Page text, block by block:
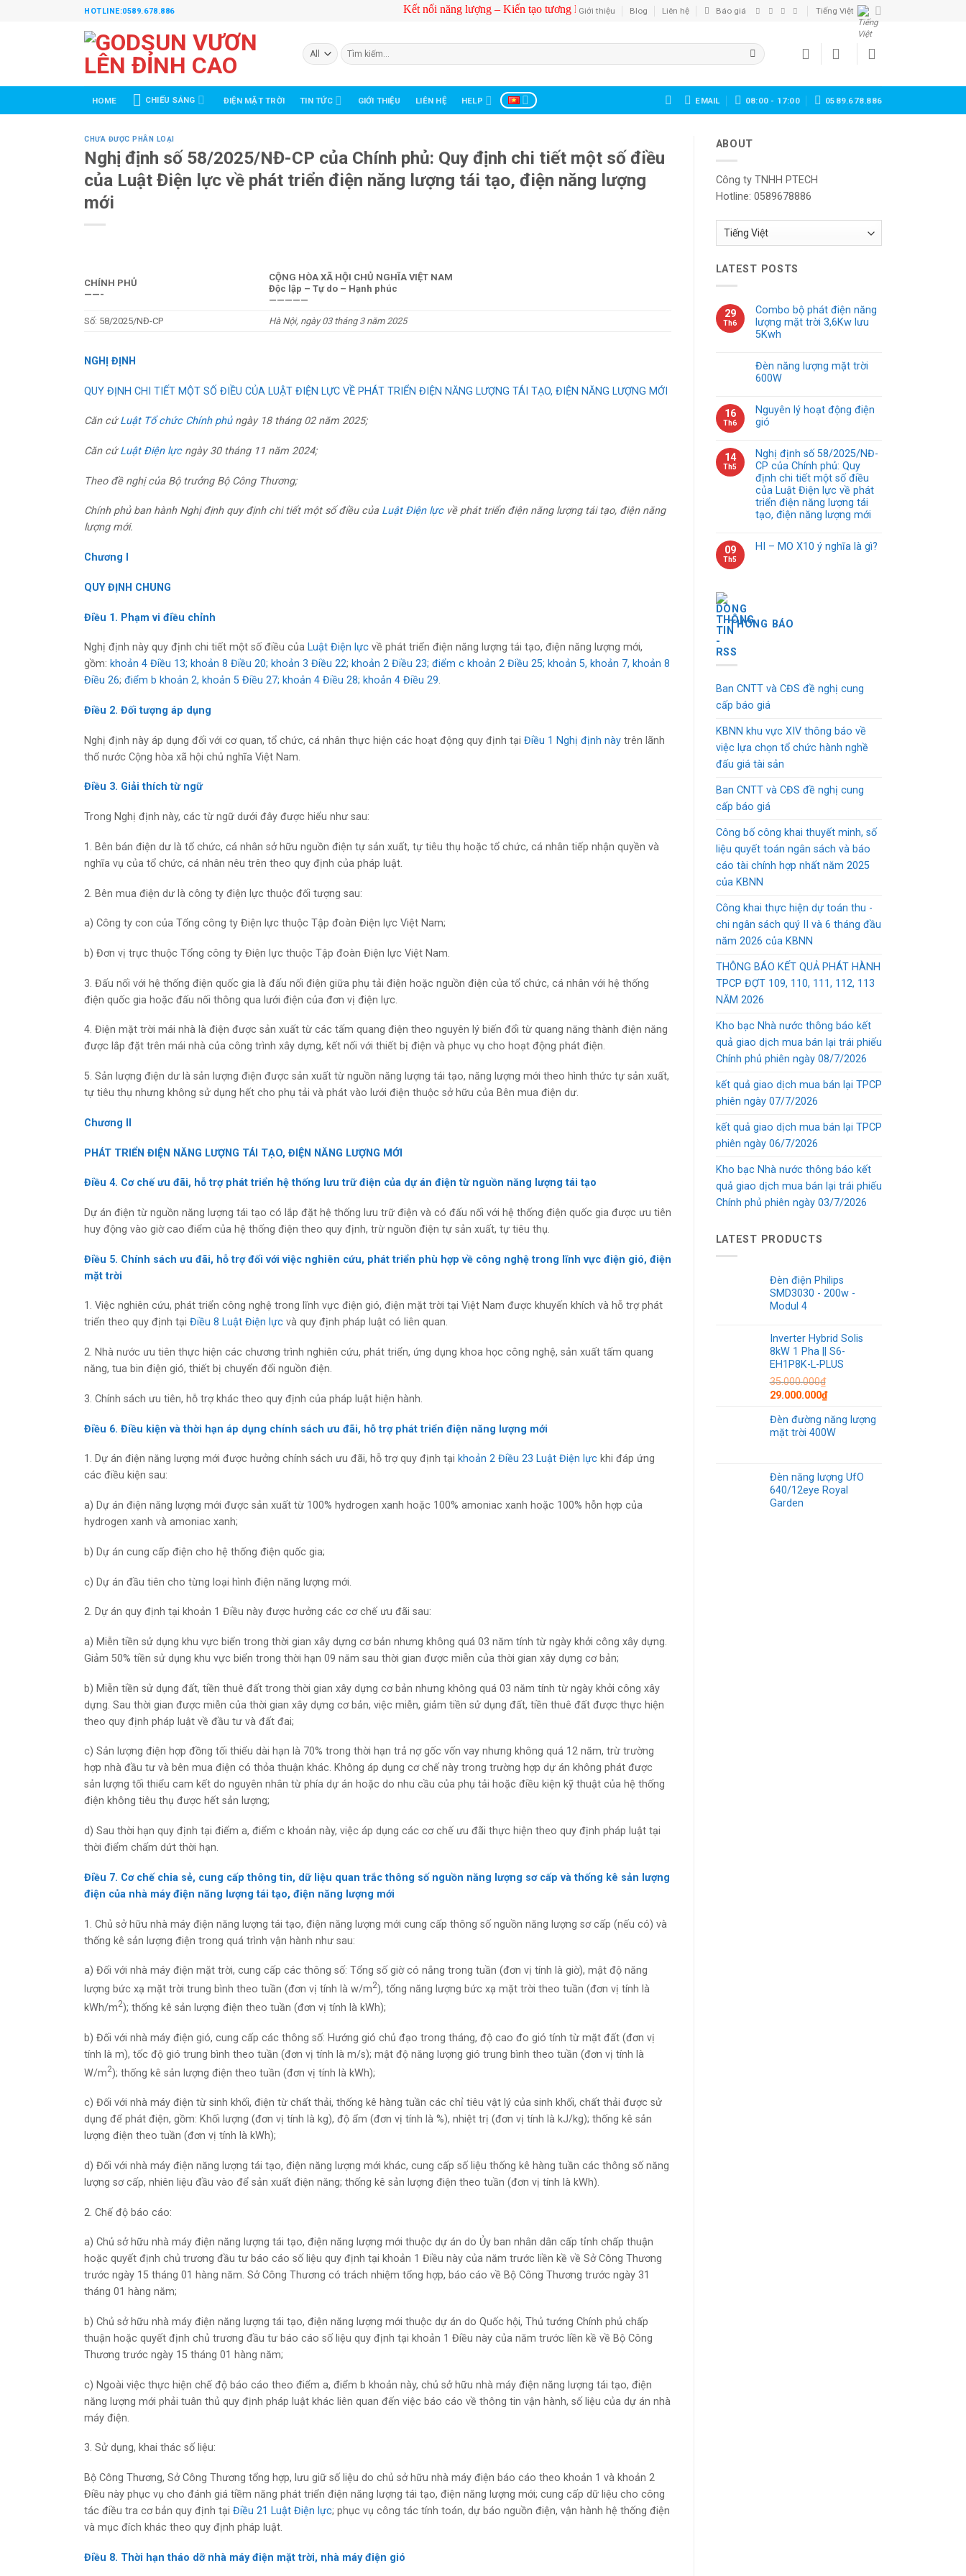
HOTLINE:0589.678.886 Kết nối năng lượng – Kiến tạo tương lai! Giới thiệu Blog Liên hệ Báo giá Tiếng Việt
Tìm
kiếm:
HOME CHIẾU SÁNG ĐIỆN MẶT TRỜI TIN TỨC GIỚI THIỆU LIÊN HỆ HELP EMAIL 08:00 - 17:00 0589.678.886
CHƯA ĐƯỢC PHÂN LOẠI
Nghị định số 58/2025/NĐ-CP của Chính phủ: Quy định chi tiết một số điều
của Luật Điện lực về phát triển điện năng lượng tái tạo, điện năng lượng
mới
CHÍNH PHỦ
——-
CỘNG HÒA XÃ HỘI CHỦ NGHĨA VIỆT NAM
Độc lập – Tự do – Hạnh phúc
—————
Số: 58/2025/NĐ-CP
Hà Nội, ngày 03 tháng 3 năm 2025
NGHỊ ĐỊNH
QUY ĐỊNH CHI TIẾT MỘT SỐ ĐIỀU CỦA LUẬT ĐIỆN LỰC VỀ PHÁT TRIỂN ĐIỆN NĂNG LƯỢNG TÁI TẠO, ĐIỆN NĂNG LƯỢNG MỚI
Căn cứLuật Tổ chức Chính phủngày 18 tháng 02 năm 2025;
Căn cứLuật Điện lựcngày 30 tháng 11 năm 2024;
Theo đề nghị của Bộ trưởng Bộ Công Thương;
Chính phủ ban hành Nghị định quy định chi tiết một số điều của Luật Điện lựcvề phát triển điện năng lượng tái tạo, điện năng
lượng mới.
Chương I
QUY ĐỊNH CHUNG
Điều 1. Phạm vi điều chỉnh
Nghị định này quy định chi tiết một số điều của Luật Điện lực về phát triển điện năng lượng tái tạo, điện năng lượng mới,
gồm: khoản 4 Điều 13; khoản 8 Điều 20; khoản 3 Điều 22; khoản 2 Điều 23; điểm c khoản 2 Điều 25; khoản 5, khoản 7, khoản 8
Điều 26; điểm b khoản 2, khoản 5 Điều 27; khoản 4 Điều 28; khoản 4 Điều 29.
Điều 2. Đối tượng áp dụng
Nghị định này áp dụng đối với cơ quan, tổ chức, cá nhân thực hiện các hoạt động quy định tại Điều 1 Nghị định này trên lãnh
thổ nước Cộng hòa xã hội chủ nghĩa Việt Nam.
Điều 3. Giải thích từ ngữ
Trong Nghị định này, các từ ngữ dưới đây được hiểu như sau:
1. Bên bán điện dư là tổ chức, cá nhân sở hữu nguồn điện tự sản xuất, tự tiêu thụ hoặc tổ chức, cá nhân tiếp nhận quyền và
nghĩa vụ của tổ chức, cá nhân nêu trên theo quy định của pháp luật.
2. Bên mua điện dư là công ty điện lực thuộc đối tượng sau:
a) Công ty con của Tổng công ty Điện lực thuộc Tập đoàn Điện lực Việt Nam;
b) Đơn vị trực thuộc Tổng công ty Điện lực thuộc Tập đoàn Điện lực Việt Nam.
3. Đấu nối với hệ thống điện quốc gia là đấu nối điện giữa phụ tải điện hoặc nguồn điện của tổ chức, cá nhân với hệ thống
điện quốc gia hoặc đấu nối thông qua lưới điện của đơn vị điện lực.
4. Điện mặt trời mái nhà là điện được sản xuất từ các tấm quang điện theo nguyên lý biến đổi từ quang năng thành điện năng
được lắp đặt trên mái nhà của công trình xây dựng, kết nối với thiết bị điện và phục vụ cho hoạt động phát điện.
5. Sản lượng điện dư là sản lượng điện được sản xuất từ nguồn năng lượng tái tạo, năng lượng mới theo hình thức tự sản xuất,
tự tiêu thụ nhưng không sử dụng hết cho phụ tải và phát vào lưới điện thuộc sở hữu của Bên mua điện dư.
Chương II
PHÁT TRIỂN ĐIỆN NĂNG LƯỢNG TÁI TẠO, ĐIỆN NĂNG LƯỢNG MỚI
Điều 4. Cơ chế ưu đãi, hỗ trợ phát triển hệ thống lưu trữ điện của dự án điện từ nguồn năng lượng tái tạo
Dự án điện từ nguồn năng lượng tái tạo có lắp đặt hệ thống lưu trữ điện và có đấu nối với hệ thống điện quốc gia được ưu tiên
huy động vào giờ cao điểm của hệ thống điện theo quy định, trừ nguồn điện tự sản xuất, tự tiêu thụ.
Điều 5. Chính sách ưu đãi, hỗ trợ đối với việc nghiên cứu, phát triển phù hợp về công nghệ trong lĩnh vực điện gió, điện
mặt trời
1. Việc nghiên cứu, phát triển công nghệ trong lĩnh vực điện gió, điện mặt trời tại Việt Nam được khuyến khích và hỗ trợ phát
triển theo quy định tại Điều 8 Luật Điện lực và quy định pháp luật có liên quan.
2. Nhà nước ưu tiên thực hiện các chương trình nghiên cứu, phát triển, ứng dụng khoa học công nghệ, sản xuất tấm quang
năng, tua bin điện gió, thiết bị chuyển đổi nguồn điện.
3. Chính sách ưu tiên, hỗ trợ khác theo quy định của pháp luật hiện hành.
Điều 6. Điều kiện và thời hạn áp dụng chính sách ưu đãi, hỗ trợ phát triển điện năng lượng mới
1. Dự án điện năng lượng mới được hưởng chính sách ưu đãi, hỗ trợ quy định tại khoản 2 Điều 23 Luật Điện lực khi đáp ứng
các điều kiện sau:
a) Dự án điện năng lượng mới được sản xuất từ 100% hydrogen xanh hoặc 100% amoniac xanh hoặc 100% hỗn hợp của
hydrogen xanh và amoniac xanh;
b) Dự án cung cấp điện cho hệ thống điện quốc gia;
c) Dự án đầu tiên cho từng loại hình điện năng lượng mới.
2. Dự án quy định tại khoản 1 Điều này được hưởng các cơ chế ưu đãi sau:
a) Miễn tiền sử dụng khu vực biển trong thời gian xây dựng cơ bản nhưng không quá 03 năm tính từ ngày khởi công xây dựng.
Giảm 50% tiền sử dụng khu vực biển trong thời hạn 09 năm sau thời gian được miễn của thời gian xây dựng cơ bản;
b) Miễn tiền sử dụng đất, tiền thuê đất trong thời gian xây dựng cơ bản nhưng không quá 03 năm tính từ ngày khởi công xây
dựng. Sau thời gian được miễn của thời gian xây dựng cơ bản, việc miễn, giảm tiền sử dụng đất, tiền thuê đất được thực hiện
theo quy định pháp luật về đầu tư và đất đai;
c) Sản lượng điện hợp đồng tối thiểu dài hạn là 70% trong thời hạn trả nợ gốc vốn vay nhưng không quá 12 năm, trừ trường
hợp nhà đầu tư và bên mua điện có thỏa thuận khác. Không áp dụng cơ chế này trong trường hợp dự án không phát được
sản lượng tối thiểu cam kết do nguyên nhân từ phía dự án hoặc do nhu cầu của phụ tải hoặc điều kiện kỹ thuật của hệ thống
điện không tiêu thụ được hết sản lượng;
d) Sau thời hạn quy định tại điểm a, điểm c khoản này, việc áp dụng các cơ chế ưu đãi thực hiện theo quy định pháp luật tại
thời điểm chấm dứt thời hạn.
Điều 7. Cơ chế chia sẻ, cung cấp thông tin, dữ liệu quan trắc thông số nguồn năng lượng sơ cấp và thống kê sản lượng
điện của nhà máy điện năng lượng tái tạo, điện năng lượng mới
1. Chủ sở hữu nhà máy điện năng lượng tái tạo, điện năng lượng mới cung cấp thông số nguồn năng lượng sơ cấp (nếu có) và
thống kê sản lượng điện trong quá trình vận hành như sau:
a) Đối với nhà máy điện mặt trời, cung cấp các thông số: Tổng số giờ có nắng trong tuần (đơn vị tính là giờ), mật độ năng
lượng bức xạ mặt trời trung bình theo tuần (đơn vị tính là w/m2), tổng năng lượng bức xạ mặt trời theo tuần (đơn vị tính là
kWh/m2); thống kê sản lượng điện theo tuần (đơn vị tính là kWh);
b) Đối với nhà máy điện gió, cung cấp các thông số: Hướng gió chủ đạo trong tháng, độ cao đo gió tính từ mặt đất (đơn vị
tính là m), tốc độ gió trung bình theo tuần (đơn vị tính là m/s); mật độ năng lượng gió trung bình theo tuần (đơn vị tính là
W/m2); thống kê sản lượng điện theo tuần (đơn vị tính là kWh);
c) Đối với nhà máy điện từ sinh khối, điện từ chất thải, thống kê hàng tuần các chỉ tiêu vật lý của sinh khối, chất thải được sử
dụng để phát điện, gồm: Khối lượng (đơn vị tính là kg), độ ẩm (đơn vị tính là %), nhiệt trị (đơn vị tính là kJ/kg); thống kê sản
lượng điện theo tuần (đơn vị tính là kWh);
d) Đối với nhà máy điện năng lượng tái tạo, điện năng lượng mới khác, cung cấp số liệu thống kê hàng tuần các thông số năng
lượng sơ cấp, nhiên liệu đầu vào để sản xuất điện năng; thống kê sản lượng điện theo tuần (đơn vị tính là kWh).
2. Chế độ báo cáo:
a) Chủ sở hữu nhà máy điện năng lượng tái tạo, điện năng lượng mới thuộc dự án do Ủy ban nhân dân cấp tỉnh chấp thuận
hoặc quyết định chủ trương đầu tư báo cáo số liệu quy định tại khoản 1 Điều này của năm trước liền kề về Sở Công Thương
trước ngày 15 tháng 01 hàng năm. Sở Công Thương có trách nhiệm tổng hợp, báo cáo về Bộ Công Thương trước ngày 31
tháng 01 hàng năm;
b) Chủ sở hữu nhà máy điện năng lượng tái tạo, điện năng lượng mới thuộc dự án do Quốc hội, Thủ tướng Chính phủ chấp
thuận hoặc quyết định chủ trương đầu tư báo cáo số liệu quy định tại khoản 1 Điều này của năm trước liền kề về Bộ Công
Thương trước ngày 15 tháng 01 hàng năm;
c) Ngoài việc thực hiện chế độ báo cáo theo điểm a, điểm b khoản này, chủ sở hữu nhà máy điện năng lượng tái tạo, điện
năng lượng mới phải tuân thủ quy định pháp luật khác liên quan đến việc báo cáo về thông tin vận hành, số liệu của dự án nhà
máy điện.
3. Sử dụng, khai thác số liệu:
Bộ Công Thương, Sở Công Thương tổng hợp, lưu giữ số liệu do chủ sở hữu nhà máy điện báo cáo theo khoản 1 và khoản 2
Điều này phục vụ cho đánh giá tiềm năng phát triển điện năng lượng tái tạo, điện năng lượng mới; cung cấp dữ liệu cho công
tác điều tra cơ bản quy định tại Điều 21 Luật Điện lực; phục vụ công tác tính toán, dự báo nguồn điện, vận hành hệ thống điện
và mục đích khác theo quy định pháp luật.
Điều 8. Thời hạn tháo dỡ nhà máy điện mặt trời, nhà máy điện gió
ABOUT
Công ty TNHH PTECH
Hotline: 0589678886
Choose
LATEST POSTS
29
Th6
Combo bộ phát điện năng
lượng mặt trời 3,6Kw lưu
5Kwh
Đèn năng lượng mặt trời
600W
16
Th6
Nguyên lý hoạt động điện
gió
14
Th5
Nghị định số 58/2025/NĐ-
CP của Chính phủ: Quy
định chi tiết một số điều
của Luật Điện lực về phát
triển điện năng lượng tái
tạo, điện năng lượng mới
09
Th5
HI – MO X10 ý nghĩa là gì?
THÔNG BÁO
Ban CNTT và CĐS đề nghị cung
cấp báo giá
KBNN khu vực XIV thông báo về
việc lựa chọn tổ chức hành nghề
đấu giá tài sản
Ban CNTT và CĐS đề nghị cung
cấp báo giá
Công bố công khai thuyết minh, số
liệu quyết toán ngân sách và báo
cáo tài chính hợp nhất năm 2025
của KBNN
Công khai thực hiện dự toán thu -
chi ngân sách quý II và 6 tháng đầu
năm 2026 của KBNN
THÔNG BÁO KẾT QUẢ PHÁT HÀNH
TPCP ĐỢT 109, 110, 111, 112, 113
NĂM 2026
Kho bạc Nhà nước thông báo kết
quả giao dịch mua bán lại trái phiếu
Chính phủ phiên ngày 08/7/2026
kết quả giao dịch mua bán lại TPCP
phiên ngày 07/7/2026
kết quả giao dịch mua bán lại TPCP
phiên ngày 06/7/2026
Kho bạc Nhà nước thông báo kết
quả giao dịch mua bán lại trái phiếu
Chính phủ phiên ngày 03/7/2026
LATEST PRODUCTS
Đèn điện Philips
SMD3030 - 200w -
Modul 4
Inverter Hybrid Solis
8kW 1 Pha || S6-
EH1P8K-L-PLUS
35.000.000₫
29.000.000₫
Đèn đường năng lượng
mặt trời 400W
Đèn năng lượng UfO
640/12eye Royal
Garden